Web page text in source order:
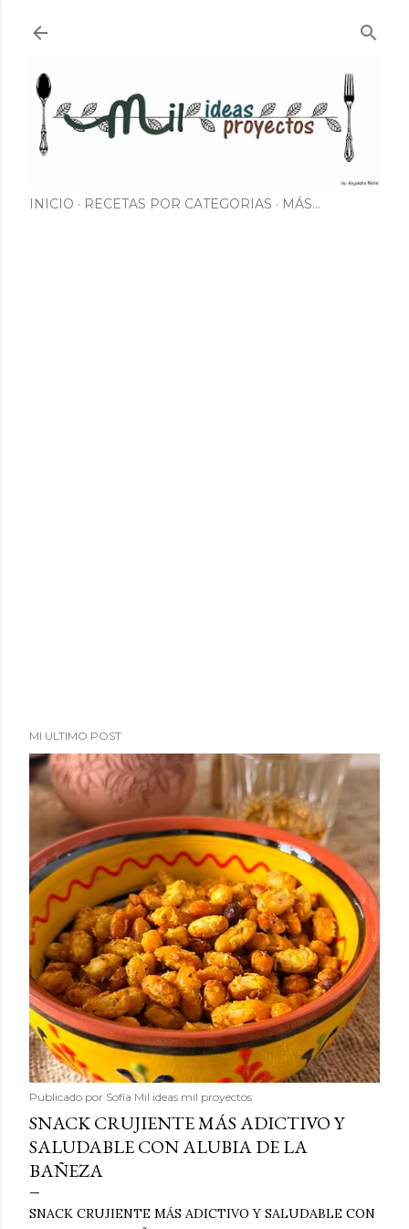
INICIO RECETAS POR CATEGORIAS MÁS…
MI ULTIMO POST
Publicado por Sofía Mil ideas mil proyectos
SNACK CRUJIENTE MÁS ADICTIVO Y
SALUDABLE CON ALUBIA DE LA
BAÑEZA
SNACK CRUJIENTE MÁS ADICTIVO Y SALUDABLE CON